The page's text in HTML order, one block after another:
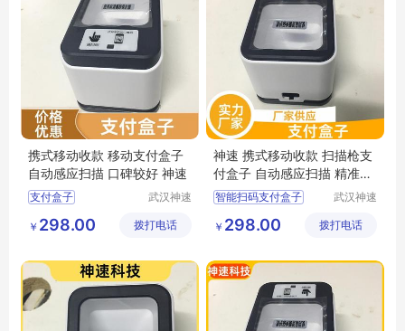
携式移动收款 移动支付盒子
自动感应扫描 口碑较好 神速
支付盒子
超市收款支付盒子
扫描枪支付盒子价格
武汉神速
公司
￥ 298.00 拨打电话
神速 携式移动收款 扫描枪支
付盒子 自动感应扫描 精准识
读
智能扫码支付盒子
支付宝微信支付盒子
餐饮扫码支付盒子
武汉神速
公司
￥ 298.00 拨打电话